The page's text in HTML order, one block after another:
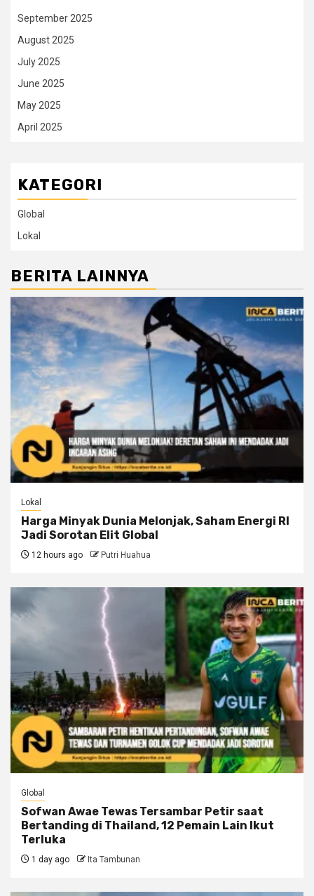
September 2025
August 2025
July 2025
June 2025
May 2025
April 2025
KATEGORI
Global
Lokal
BERITA LAINNYA
Lokal
Harga Minyak Dunia Melonjak, Saham Energi RI
Jadi Sorotan Elit Global
12 hours ago Putri Huahua
Global
Sofwan Awae Tewas Tersambar Petir saat
Bertanding di Thailand, 12 Pemain Lain Ikut
Terluka
1 day ago Ita Tambunan